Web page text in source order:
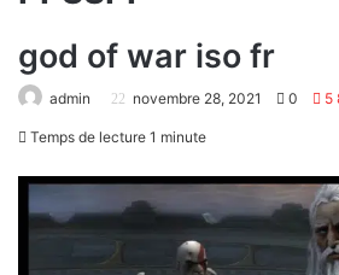
god of war iso fr
admin novembre 28, 2021 0 5
Temps de lecture 1 minute